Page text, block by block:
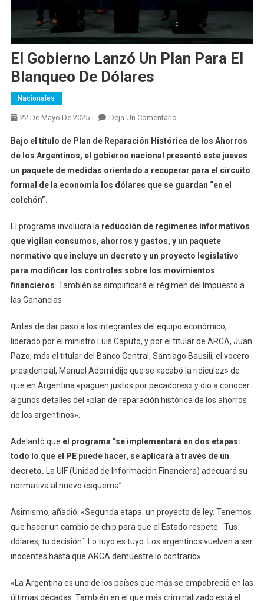
El Gobierno Lanzó Un Plan Para El
Blanqueo De Dólares
Nacionales
22 De Mayo De 2025 Deja Un ComentarioEn
Gobierno
Lanzó
Un
Plan
Blanqueo
De
Dólares
Bajo el título de Plan de Reparación Histórica de los Ahorros
de los Argentinos, el gobierno nacional presentó este jueves
un paquete de medidas orientado a recuperar para el circuito
formal de la economía los dólares que se guardan “en el
colchón”.
El programa involucra lareducción de regímenes informativos
que vigilan consumos, ahorros y gastos, y un paquete
normativo que incluye un decreto y un proyecto legislativo
para modificar los controles sobre los movimientos
financieros. También se simplificará el régimen del Impuesto a
las Ganancias
Antes de dar paso a los integrantes del equipo económico,
liderado por el ministro Luis Caputo, y por el titular de ARCA, Juan
Pazo, más el titular del Banco Central, Santiago Bausili, el vocero
presidencial, Manuel Adorni dijo que se «acabó la ridiculez» de
que en Argentina «paguen justos por pecadores» y dio a conocer
algunos detalles del «plan de reparación histórica de los ahorros
de los argentinos».
Adelantó que el programa “se implementará en dos etapas:
todo lo que el PE puede hacer, se aplicará a través de un
decreto. La UIF (Unidad de Información Financiera) adecuará su
normativa al nuevo esquema”.
Asimismo, añadió: «Segunda etapa: un proyecto de ley. Tenemos
que hacer un cambio de chip para que el Estado respete. ´Tus
dólares, tu decisión´. Lo tuyo es tuyo. Los argentinos vuelven a ser
inocentes hasta que ARCA demuestre lo contrario».
«La Argentina es uno de los países que más se empobreció en las
últimas décadas. También en el que más criminalizado está el